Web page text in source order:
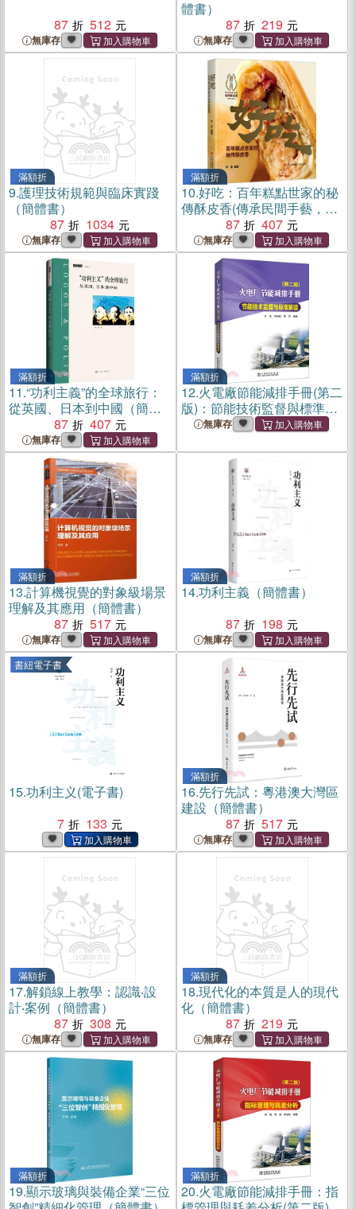
87
512
無庫存
體書）
87
219
無庫存
滿額折
9.護理技術規範與臨床實踐
（簡體書）
87
1034
無庫存
滿額折
10.好吃：百年糕點世家的秘
傳酥皮香(傳承民間手藝，弘
揚大國工匠精神，通過地方
家族百年發展，窺見民族食
品行業的發展歷程)（簡體
87 407
無庫存
滿額折
11.“功利主義”的全球旅行：
從英國、日本到中國（簡體
87 407
無庫存
滿額折
12.火電廠節能減排手冊(第二
版)：節能技術監督與標準解
讀（簡體書）
無庫存
滿額折
13.計算機視覺的對象級場景
理解及其應用（簡體書）
87
517
無庫存
滿額折
14.功利主義（簡體書）
87
198
無庫存
書紐電子書
15.功利主义(電子書)
7
133
滿額折
16.先行先試：粵港澳大灣區
建設（簡體書）
87
517
無庫存
滿額折
17.解鎖線上教學：認識‧設
計‧案例（簡體書）
87
308
無庫存
滿額折
18.現代化的本質是人的現代
化（簡體書）
87
219
無庫存
滿額折
19.顯示玻璃與裝備企業“三位
滿額折
20.火電廠節能減排手冊：指